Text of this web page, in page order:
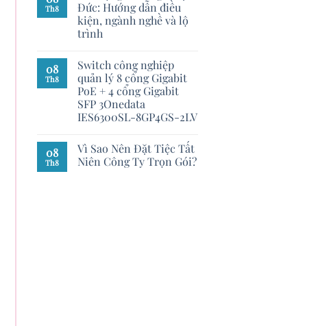
Th8
Đức: Hướng dẫn điều
kiện, ngành nghề và lộ
trình
08
Th8
Switch công nghiệp
quản lý 8 cổng Gigabit
PoE + 4 cổng Gigabit
SFP 3Onedata
IES6300SL-8GP4GS-2LV
08
Th8
Vì Sao Nên Đặt Tiệc Tất
Niên Công Ty Trọn Gói?